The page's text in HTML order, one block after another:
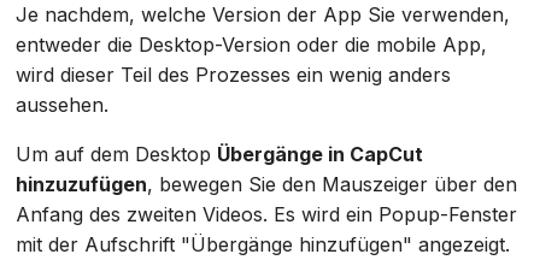
Je nachdem, welche Version der App Sie verwenden,
entweder die Desktop-Version oder die mobile App,
wird dieser Teil des Prozesses ein wenig anders
aussehen.
Um auf dem Desktop Übergänge in CapCut
hinzuzufügen, bewegen Sie den Mauszeiger über den
Anfang des zweiten Videos. Es wird ein Popup-Fenster
mit der Aufschrift "Übergänge hinzufügen" angezeigt.